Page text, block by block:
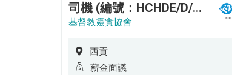
司機 (編號：HCHDE/D/CTE)
基督教靈實協會
西貢
薪金面議